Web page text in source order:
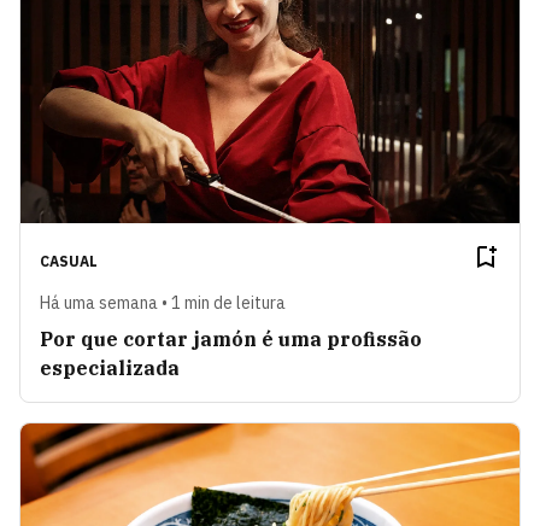
CASUAL
Há uma semana • 1 min de leitura
Por que cortar jamón é uma profissão
especializada